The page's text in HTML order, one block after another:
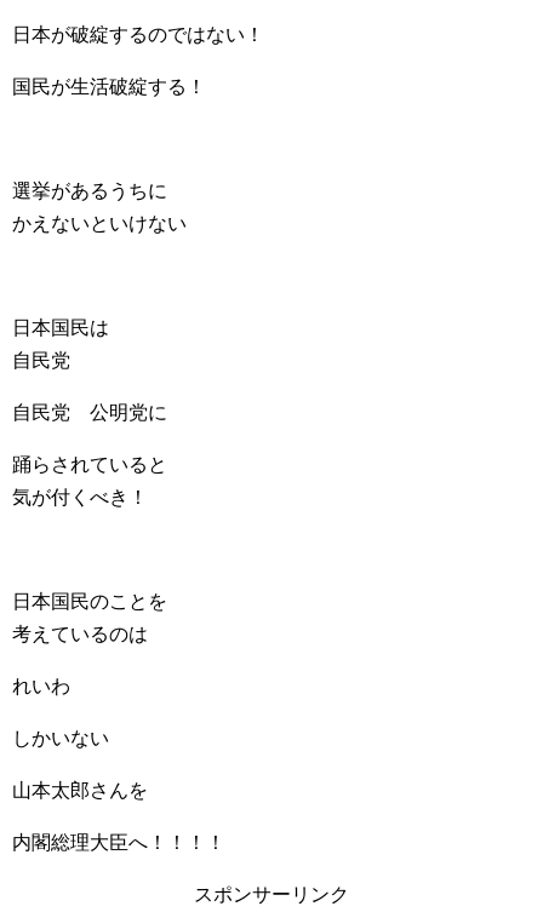
日本が破綻するのではない！
国民が生活破綻する！
選挙があるうちに
かえないといけない
日本国民は
自民党
自民党 公明党に
踊らされていると
気が付くべき！
日本国民のことを
考えているのは
れいわ
しかいない
山本太郎さんを
内閣総理大臣へ！！！！
スポンサーリンク